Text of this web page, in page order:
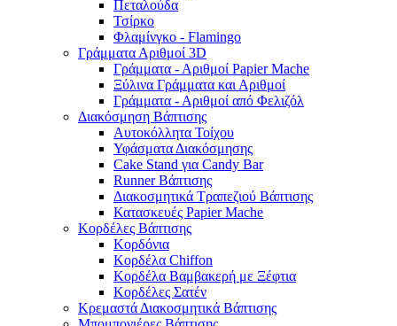
Πεταλούδα
Τσίρκο
Φλαμίνγκο - Flamingo
Γράμματα Αριθμοί 3D
Γράμματα - Αριθμοί Papier Mache
Ξύλινα Γράμματα και Αριθμοί
Γράμματα - Αριθμοί από Φελιζόλ
Διακόσμηση Βάπτισης
Αυτοκόλλητα Τοίχου
Υφάσματα Διακόσμησης
Cake Stand για Candy Bar
Runner Βάπτισης
Διακοσμητικά Τραπεζιού Βάπτισης
Κατασκευές Papier Mache
Κορδέλες Βάπτισης
Κορδόνια
Κορδέλα Chiffon
Κορδέλα Βαμβακερή με Ξέφτια
Κορδέλες Σατέν
Κρεμαστά Διακοσμητικά Βάπτισης